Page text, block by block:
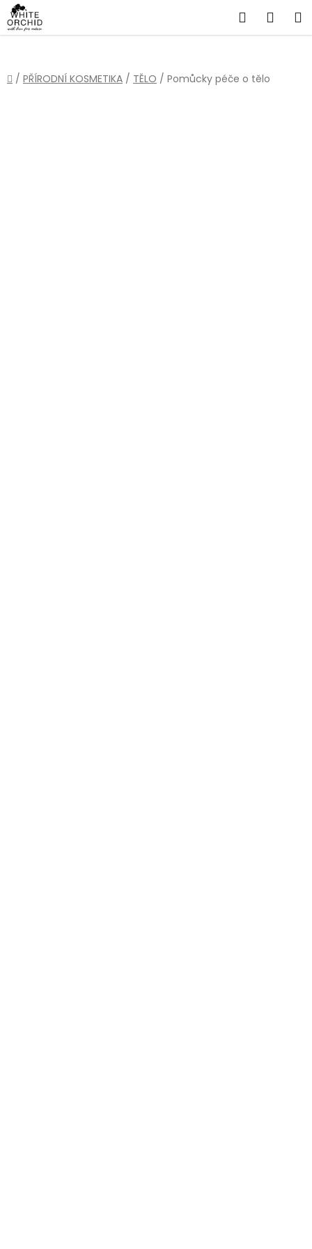
Přejít
na
obsah
Hledat
Domů
/ PŘÍRODNÍ KOSMETIKA / TĚLO / Pomůcky péče o tělo